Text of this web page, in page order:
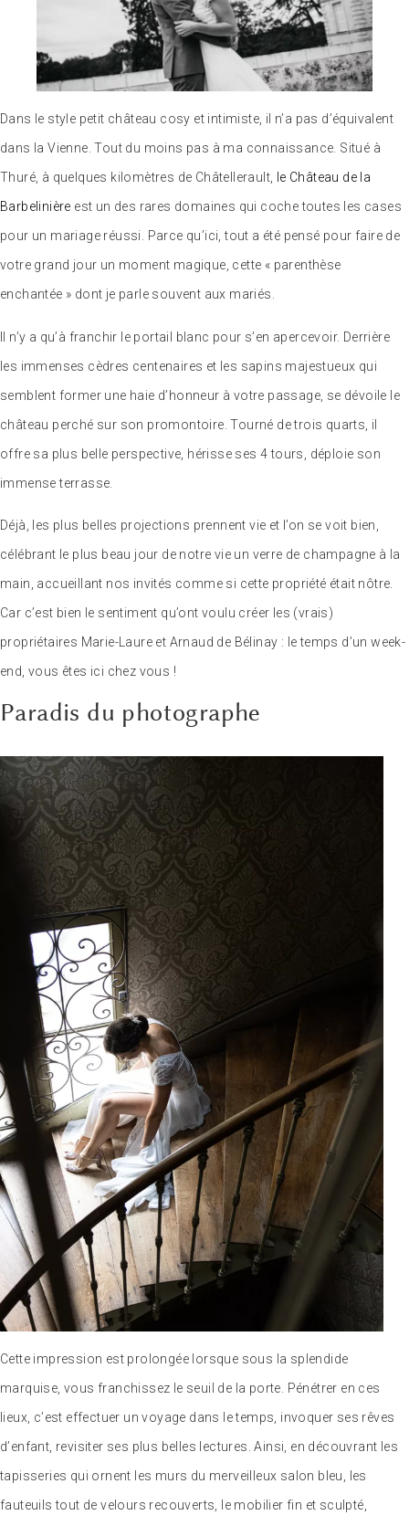
Dans le style petit château cosy et intimiste, il n’a pas d’équivalent
dans la Vienne. Tout du moins pas à ma connaissance. Situé à
Thuré, à quelques kilomètres de Châtellerault,
le Château de la
Barbelinière est un des rares domaines qui coche toutes les cases
pour un mariage réussi. Parce qu’ici, tout a été pensé pour faire de
votre grand jour un moment magique, cette « parenthèse
enchantée » dont je parle souvent aux mariés.
Il n’y a qu’à franchir le portail blanc pour s’en apercevoir. Derrière
les immenses cèdres centenaires et les sapins majestueux qui
semblent former une haie d’honneur à votre passage, se dévoile le
château perché sur son promontoire. Tourné de trois quarts, il
offre sa plus belle perspective, hérisse ses 4 tours, déploie son
immense terrasse.
Déjà, les plus belles projections prennent vie et l’on se voit bien,
célébrant le plus beau jour de notre vie un verre de champagne à la
main, accueillant nos invités comme si cette propriété était nôtre.
Car c’est bien le sentiment qu’ont voulu créer les (vrais)
propriétaires Marie-Laure et Arnaud de Bélinay : le temps d’un week-
end, vous êtes ici chez vous !
Paradis du photographe
Cette impression est prolongée lorsque sous la splendide
marquise, vous franchissez le seuil de la porte. Pénétrer en ces
lieux, c’est effectuer un voyage dans le temps, invoquer ses rêves
d’enfant, revisiter ses plus belles lectures. Ainsi, en découvrant les
tapisseries qui ornent les murs du merveilleux salon bleu, les
fauteuils tout de velours recouverts, le mobilier fin et sculpté,